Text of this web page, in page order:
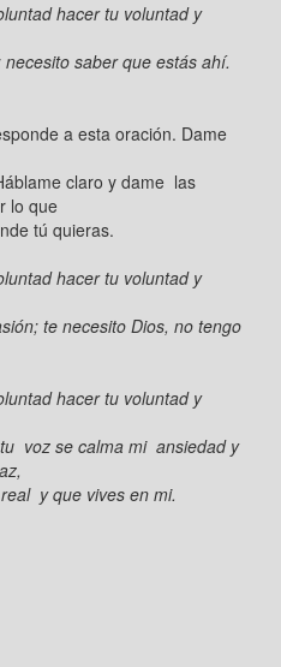
hacer tu voluntad y
saber que estás ahí.
a esta oración. Dame
claro y dame las
lo que
tú quieras.
hacer tu voluntad y
te necesito Dios, no tengo
hacer tu voluntad y
voz se calma mi ansiedad y
y que vives en mi.